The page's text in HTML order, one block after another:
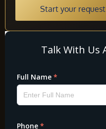
Start your request